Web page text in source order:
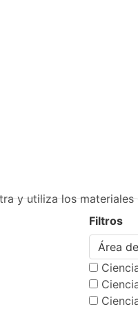
y utiliza los
Filtros
Área